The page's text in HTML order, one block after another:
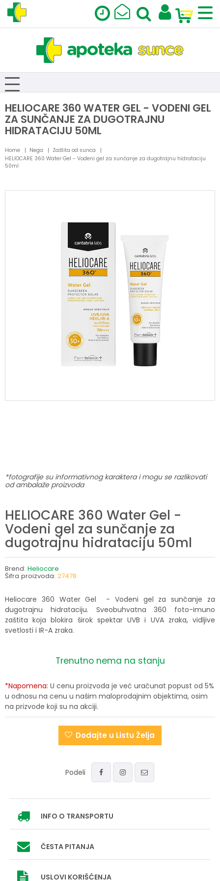
HELIOCARE 360 WATER GEL - VODENI GEL
ZA SUNČANJE ZA DUGOTRAJNU
HIDRATACIJU 50ML
Home Nega
Zaštita od sunca
HELIOCARE 360 Water Gel - Vodeni gel za sunčanje za dugotrajnu hidrataciju
50ml
*fotografije su informativnog karaktera i mogu se razlikovati
od ambalaže proizvoda
HELIOCARE 360 Water Gel -
Vodeni gel za sunčanje za
dugotrajnu hidrataciju 50ml
Brend: Heliocare
Šifra proizvoda: 27478
Heliocare 360 Water Gel - Vodeni gel za sunčanje za
dugotrajnu hidrataciju. Sveobuhvatna 360 foto-imuno
zaštita koja blokira širok spektar UVB i UVA zraka, vidljive
svetlosti i IR-A zraka.
Trenutno nema na stanju
*Napomena: U cenu proizvoda je već uračunat popust od 5%
u odnosu na cenu u našim maloprodajnim objektima, osim
na prizvode koji su na akciji.
Dodajte u Listu Želja
Podeli
INFO O TRANSPORTU
ČESTA PITANJA
USLOVI KORIŠĆENJA